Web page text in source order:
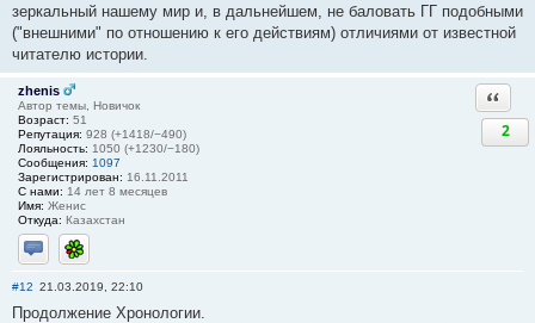
зеркальный нашему мир и, в дальнейшем, не баловать ГГ подобными
("внешними" по отношению к его действиям) отличиями от известной
читателю истории.
zhenis
Автор темы, Новичок
Возраст: 51
Репутация: 928 (+1418/−490)
Лояльность: 1050 (+1230/−180)
Сообщения: 1097
Зарегистрирован: 16.11.2011
С нами: 14 лет 8 месяцев
Имя: Женис
Откуда: Казахстан
Отправить личное сообщение
ICQ
2
#12 21.03.2019, 22:10
Продолжение Хронологии.